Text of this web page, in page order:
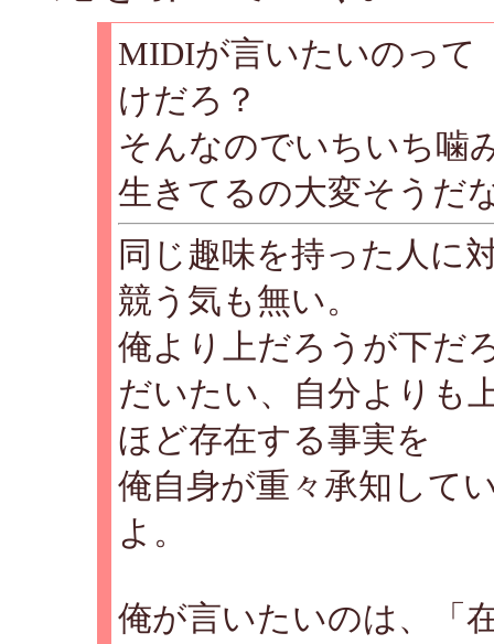
MIDIが言いたいのって
けだろ？
そんなのでいちいち噛
生きてるの大変そうだ
同じ趣味を持った人に
競う気も無い。
俺より上だろうが下だ
だいたい、自分よりも
ほど存在する事実を
俺自身が重々承知して
よ。
俺が言いたいのは、「